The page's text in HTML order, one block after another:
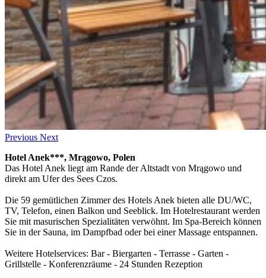
Previous Next
Hotel Anek***, Mrągowo, Polen
Das Hotel Anek liegt am Rande der Altstadt von Mrągowo und
direkt am Ufer des Sees Czos.
Die 59 gemütlichen Zimmer des Hotels Anek bieten alle DU/WC,
TV, Telefon, einen Balkon und Seeblick. Im Hotelrestaurant werden
Sie mit masurischen Spezialitäten verwöhnt. Im Spa-Bereich können
Sie in der Sauna, im Dampfbad oder bei einer Massage entspannen.
Weitere Hotelservices: Bar - Biergarten - Terrasse - Garten -
Grillstelle - Konferenzräume - 24 Stunden Rezeption